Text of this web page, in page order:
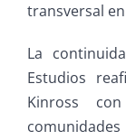
transversal
La
Estudios
Kinross